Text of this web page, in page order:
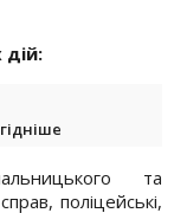
та
поліцейські,